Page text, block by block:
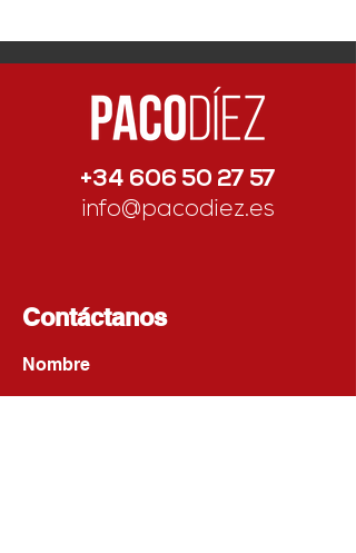
Parla
+34 606 50 27 57
info@pacodiez.es
Contáctanos
Nombre